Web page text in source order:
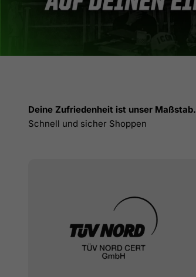
Deine Zufriedenheit ist unser Maßstab.